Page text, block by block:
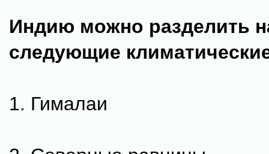
Индию можно разделить
следующие
1. Гималаи